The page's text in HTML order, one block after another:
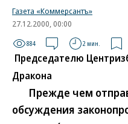
Газета «Коммерсантъ»
27.12.2000, 00:00
884 2 мин.
Председателю
Дракона
Прежде чем
обсуждения